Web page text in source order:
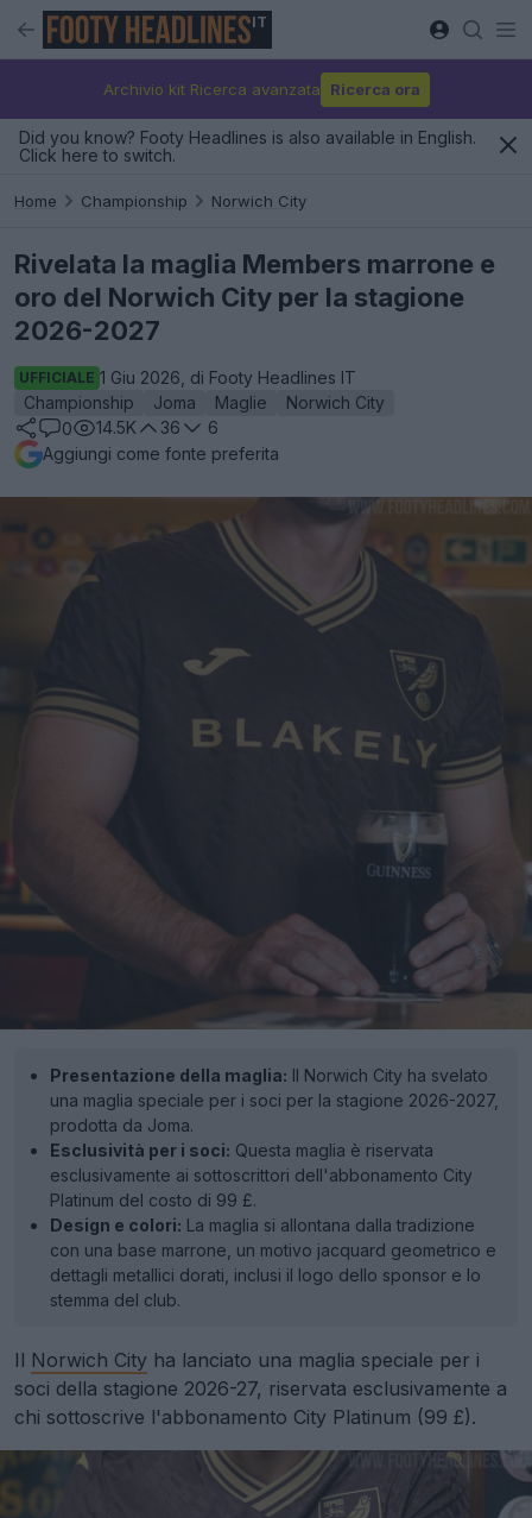
IT
Archivio kit Ricerca avanzata Ricerca ora
Did you know? Footy Headlines is also available in English.
Click here to switch.
Home Championship Norwich City
Rivelata la maglia Members marrone e
oro del Norwich City per la stagione
2026-2027
UFFICIALE 1 Giu 2026, di Footy Headlines IT
Championship
Joma Maglie
Norwich City
0
14.5K 36
6
Aggiungi come fonte preferita
Presentazione della maglia: Il Norwich City ha svelato
una maglia speciale per i soci per la stagione 2026-2027,
prodotta da Joma.
Esclusività per i soci: Questa maglia è riservata
esclusivamente ai sottoscrittori dell'abbonamento City
Platinum del costo di 99 £.
Design e colori: La maglia si allontana dalla tradizione
con una base marrone, un motivo jacquard geometrico e
dettagli metallici dorati, inclusi il logo dello sponsor e lo
stemma del club.
Il Norwich City ha lanciato una maglia speciale per i
soci della stagione 2026-27, riservata esclusivamente a
chi sottoscrive l'abbonamento City Platinum (99 £).